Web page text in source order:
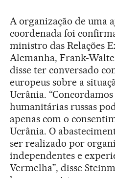
A organização de uma
coordenada foi
ministro das Relações
Alemanha, Frank-
disse ter conversado
europeus sobre a
Ucrânia. “Concordamos
humanitárias russas
apenas com o
Ucrânia. O
ser realizado por
independentes e
Vermelha”, disse